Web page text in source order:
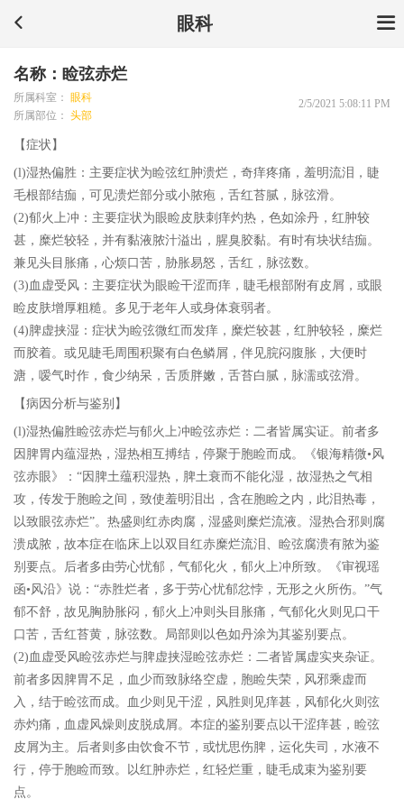
眼科
名称：睑弦赤烂
所属科室： 眼科
所属部位： 头部
2/5/2021 5:08:11 PM
【症状】
(l)湿热偏胜：主要症状为睑弦红肿溃烂，奇痒疼痛，羞明流泪，睫
毛根部结痂，可见溃烂部分或小脓疱，舌红苔腻，脉弦滑。
(2)郁火上冲：主要症状为眼睑皮肤刺痒灼热，色如涂丹，红肿较
甚，糜烂较轻，并有黏液脓汁溢出，腥臭胶黏。有时有块状结痂。
兼见头目胀痛，心烦口苦，胁胀易怒，舌红，脉弦数。
(3)血虚受风：主要症状为眼睑干涩而痒，睫毛根部附有皮屑，或眼
睑皮肤增厚粗糙。多见于老年人或身体衰弱者。
(4)脾虚挟湿：症状为睑弦微红而发痒，糜烂较甚，红肿较轻，糜烂
而胶着。或见睫毛周围积聚有白色鳞屑，伴见脘闷腹胀，大便时
溏，嗳气时作，食少纳呆，舌质胖嫩，舌苔白腻，脉濡或弦滑。
【病因分析与鉴别】
(l)湿热偏胜睑弦赤烂与郁火上冲睑弦赤烂：二者皆属实证。前者多
因脾胃内蕴湿热，湿热相互搏结，停聚于胞睑而成。《银海精微•风
弦赤眼》：“因脾土蕴积湿热，脾土衰而不能化湿，故湿热之气相
攻，传发于胞睑之间，致使羞明泪出，含在胞睑之内，此泪热毒，
以致眼弦赤烂”。热盛则红赤肉腐，湿盛则糜烂流液。湿热合邪则腐
溃成脓，故本症在临床上以双目红赤糜烂流泪、睑弦腐溃有脓为鉴
别要点。后者多由劳心忧郁，气郁化火，郁火上冲所致。《审视瑶
函•风沿》说：“赤胜烂者，多于劳心忧郁忿悖，无形之火所伤。”气
郁不舒，故见胸胁胀闷，郁火上冲则头目胀痛，气郁化火则见口干
口苦，舌红苔黄，脉弦数。局部则以色如丹涂为其鉴别要点。
(2)血虚受风睑弦赤烂与脾虚挟湿睑弦赤烂：二者皆属虚实夹杂证。
前者多因脾胃不足，血少而致脉络空虚，胞睑失荣，风邪乘虚而
入，结于睑弦而成。血少则见干涩，风胜则见痒甚，风郁化火则弦
赤灼痛，血虚风燥则皮脱成屑。本症的鉴别要点以干涩痒甚，睑弦
皮屑为主。后者则多由饮食不节，或忧思伤脾，运化失司，水液不
行，停于胞睑而致。以红肿赤烂，红轻烂重，睫毛成束为鉴别要
点。